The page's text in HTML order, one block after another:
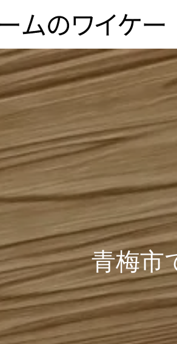
ホーム
浴槽塗装
３つのこだわり
施工事例
青梅市